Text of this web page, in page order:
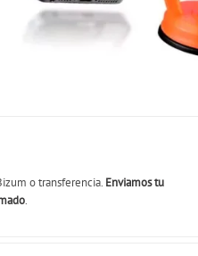
o transferencia. Enviamos tu
.